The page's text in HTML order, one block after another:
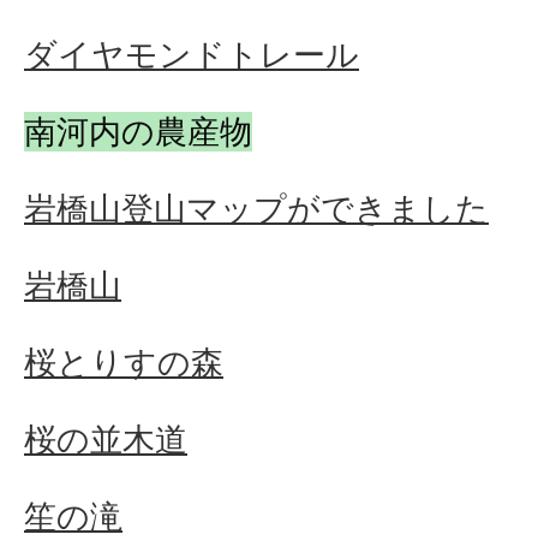
ダイヤモンドトレール
南河内の農産物
岩橋山登山マップができました
岩橋山
桜とりすの森
桜の並木道
笙の滝